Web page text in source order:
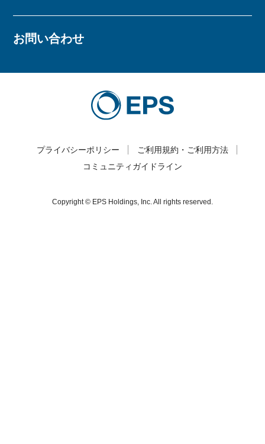
お問い合わせ
プライバシーポリシー
ご利用規約・ご利用方法
コミュニティガイドライン
Copyright © EPS Holdings, Inc. All rights reserved.